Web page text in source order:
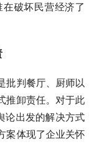
破坏民营经济了
批判餐厅、厨师以
推卸责任。对于此
论出发的解决方式
案体现了企业关怀